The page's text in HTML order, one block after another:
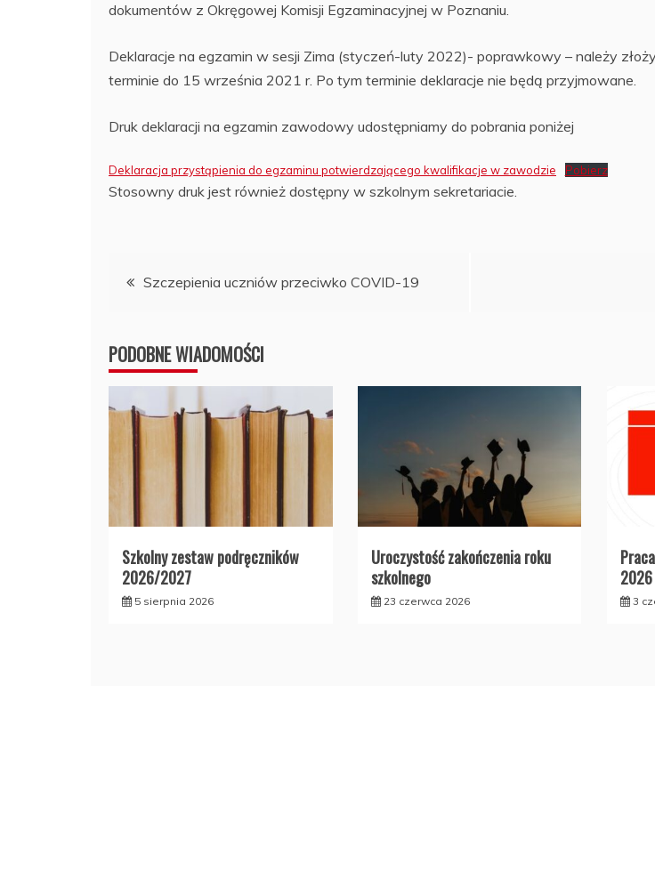
dokumentów z Okręgowej Komisji Egzaminacyjnej w Poznaniu.
Deklaracje na egzamin w sesji Zima (styczeń-luty 2022)- poprawkowy – należy
terminie do 15 września 2021 r. Po tym terminie deklaracje nie będą przyjmowane.
Druk deklaracji na egzamin zawodowy udostępniamy do pobrania poniżej
Deklaracja przystąpienia do egzaminu potwierdzającego kwalifikacje w zawodzie Pobierz
Stosowny druk jest również dostępny w szkolnym sekretariacie.
Nawigacja
Szczepienia uczniów przeciwko COVID-19
PODOBNE WIADOMOŚCI
Szkolny zestaw podręczników
2026/2027
5 sierpnia 2026
Uroczystość zakończenia roku
szkolnego
23 czerwca 2026 3